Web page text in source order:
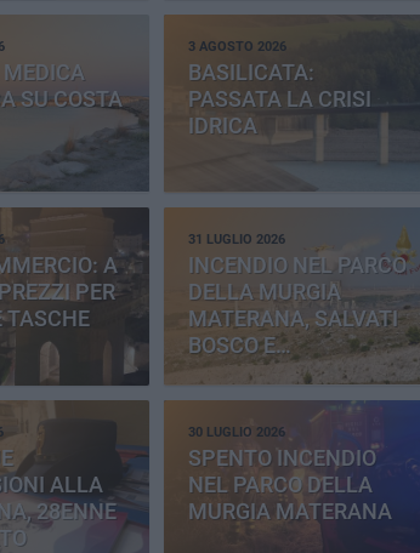
SU COSTA
3 AGOSTO 2026
BASILICATA:
PASSATA LA CRISI
IDRICA
A
PER
TASCHE
31 LUGLIO 2026
INCENDIO NEL PARCO
DELLA MURGIA
MATERANA, SALVATI
BOSCO E
CEMENTERIA
ALLA
28ENNE
30 LUGLIO 2026
SPENTO INCENDIO
NEL PARCO DELLA
MURGIA MATERANA